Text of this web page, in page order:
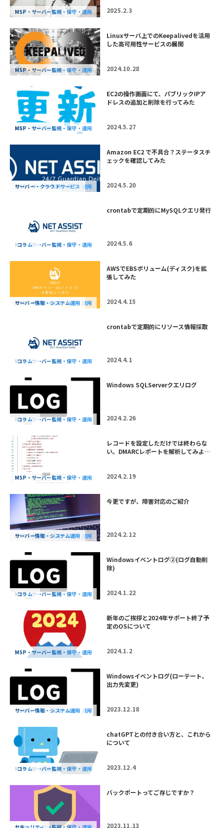
MSP・サーバー監視・保守・運用 2025.2.3
MSP・サーバー監視・保守・運用
Linuxサーバ上でのKeepalivedを活用
した高可用性サービスの展開
2024.10.28
AWS・保守・運用
MSP・サーバー監視・保守・運用
EC2の操作画面にて、パブリックIPア
ドレスの追加と削除を行ってみた
2024.5.27
AWS・保守・運用
MSP・サーバー監視・保守・運用
サーバー・クラウドサービス
Amazon EC2 で不具合？ステータスチ
ェックを確認してみた
2024.5.20
MSP・サーバー監視・保守・運用
コラム
crontabで定期的にMySQLクエリ発行
2024.5.6
AWS・保守・運用
MSP・サーバー監視・保守・運用
サーバー情報・システム運用
AWSでEBSボリューム(ディスク)を拡
張してみた
2024.4.15
MSP・サーバー監視・保守・運用
コラム
crontabで定期的にリソース情報採取
2024.4.1
MSP・サーバー監視・保守・運用
コラム
Windows SQLServerクエリログ
2024.2.26
MSP・サーバー監視・保守・運用
レコードを設定しただけでは終わらな
い。DMARCレポートを解析してみよ…
2024.2.19
MSP・サーバー監視・保守・運用
サーバー情報・システム運用
今更ですが、障害対応のご紹介
2024.2.12
MSP・サーバー監視・保守・運用
コラム
Windowsイベントログ②(ログ自動削
除)
2024.1.22
MSP・サーバー監視・保守・運用
新年のご挨拶と2024年サポート終了予
定のOSについて
2024.1.2
MSP・サーバー監視・保守・運用
コラム
サーバー情報・システム運用
Windowsイベントログ(ローテート、
出力先変更)
2023.12.18
AI
AWS・保守・運用
MSP・サーバー監視・保守・運用
コラム
chatGPTとの付き合い方と、これから
について
2023.12.4
バックポートってご存じですか？
2023.11.13